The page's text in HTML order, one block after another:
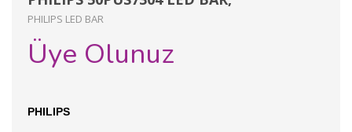
PHILIPS LED BAR
Üye Olunuz
PHILIPS